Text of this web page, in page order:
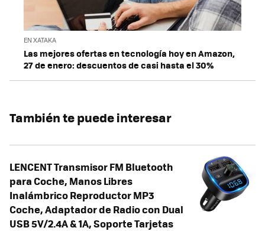
EN XATAKA
Las mejores ofertas en tecnología hoy en Amazon,
27 de enero: descuentos de casi hasta el 30%
También te puede interesar
LENCENT Transmisor FM Bluetooth
para Coche, Manos Libres
Inalámbrico Reproductor MP3
Coche, Adaptador de Radio con Dual
USB 5V/2.4A & 1A, Soporte Tarjetas